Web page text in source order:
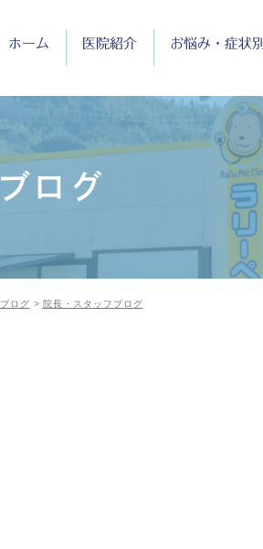
ホーム 医院紹介
院長紹介
診療時間
お悩み・症状別
ブログ
ブログ 院長・スタッフブログ